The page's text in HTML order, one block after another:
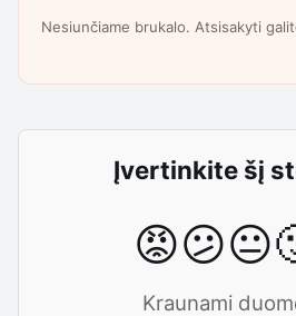
Nesiunčiame brukalo. Atsisakyti
Įvertinkite šį
😡😕😐
Kraunami